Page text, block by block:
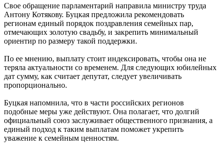
Свое обращение парламентарий направила министру труда
Антону Котякову. Буцкая предложила рекомендовать
регионам единый порядок поздравления семейных пар,
отмечающих золотую свадьбу, и закрепить минимальный
ориентир по размеру такой поддержки.
По ее мнению, выплату стоит индексировать, чтобы она не
теряла актуальности со временем. Для следующих юбилейных
дат сумму, как считает депутат, следует увеличивать
пропорционально.
Буцкая напомнила, что в части российских регионов
подобные меры уже действуют. Она полагает, что долгий
официальный союз заслуживает общественного признания, а
единый подход к таким выплатам поможет укрепить
уважение к семейным ценностям.